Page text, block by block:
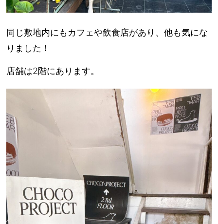
同じ敷地内にもカフェや飲食店があり、他も気にな
りました！
店舗は2階にあります。